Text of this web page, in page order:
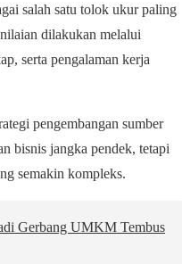
salah satu tolok ukur paling
dilakukan melalui
serta pengalaman kerja
pengembangan sumber
bisnis jangka pendek, tetapi
semakin kompleks.
Gerbang UMKM Tembus